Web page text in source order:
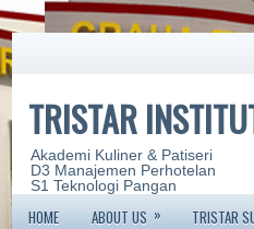
TRISTAR
Akademi Kuliner & Patiseri
D3 Manajemen Perhotelan
S1 Teknologi Pangan
HOME ABOUT US » TRISTAR